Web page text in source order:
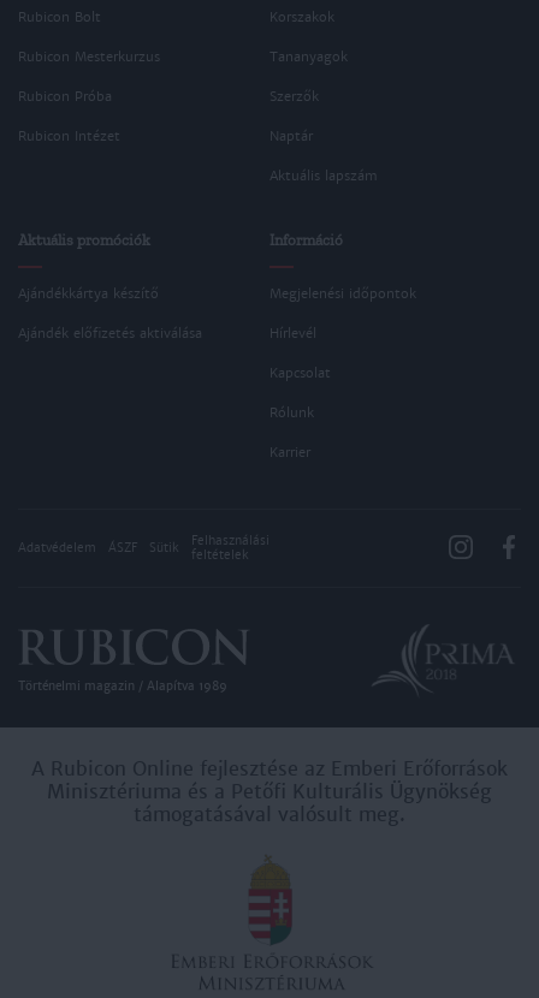
Rubicon Bolt
Rubicon Mesterkurzus
Rubicon Próba
Rubicon Intézet
Korszakok
Tananyagok
Szerzők
Naptár
Aktuális lapszám
Aktuális promóciók
Ajándékkártya készítő
Ajándék előfizetés aktiválása
Információ
Megjelenési időpontok
Hírlevél
Kapcsolat
Rólunk
Karrier
Adatvédelem ÁSZF Sütik
Felhasználási
feltételek
Történelmi magazin / Alapítva 1989
A Rubicon Online fejlesztése az Emberi Erőforrások
Minisztériuma és a Petőfi Kulturális Ügynökség
támogatásával valósult meg.